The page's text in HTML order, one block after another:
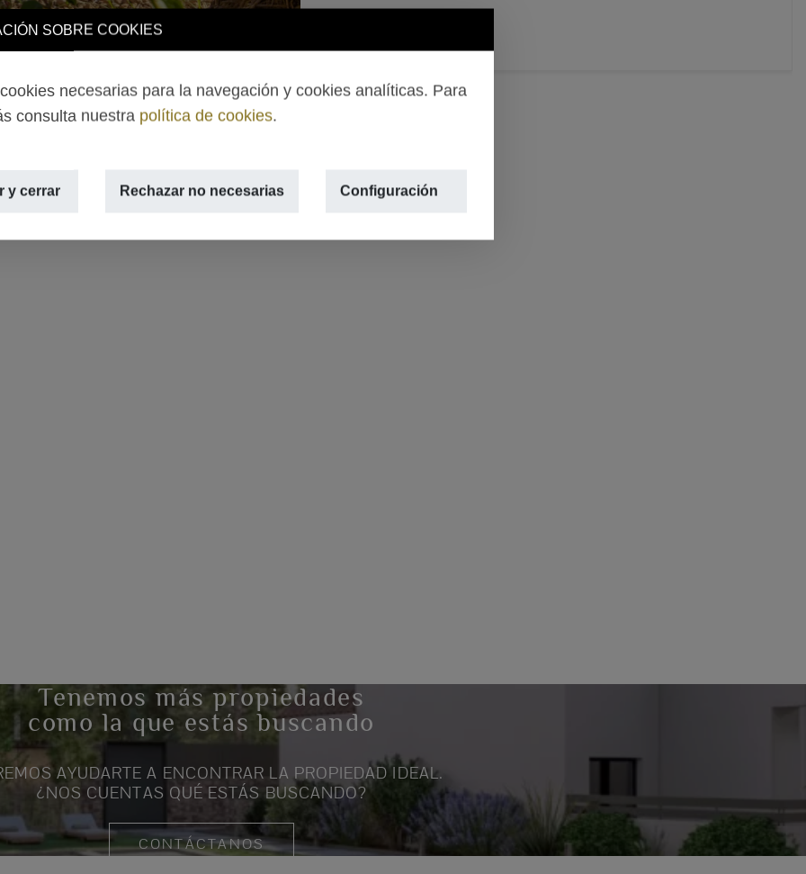
SOBRE COOKIES
necesarias para la navegación y cookies analíticas. Para
consulta nuestra política de cookies.
y cerrar Rechazar no necesarias Configuración
Tenemos más propiedades
como la que estás buscando
AYUDARTE A ENCONTRAR LA PROPIEDAD IDEAL.
¿NOS CUENTAS QUÉ ESTÁS BUSCANDO?
CONTÁCTANOS